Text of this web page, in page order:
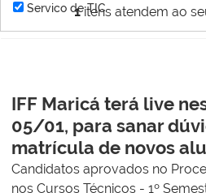
1itens atendem ao
Servico de TIC
IFF Maricá terá live
05/01, para sanar
matrícula de novos
Candidatos aprovados no
nos Cursos Técnicos - 1º